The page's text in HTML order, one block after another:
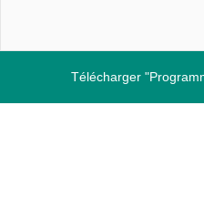
Télécharger